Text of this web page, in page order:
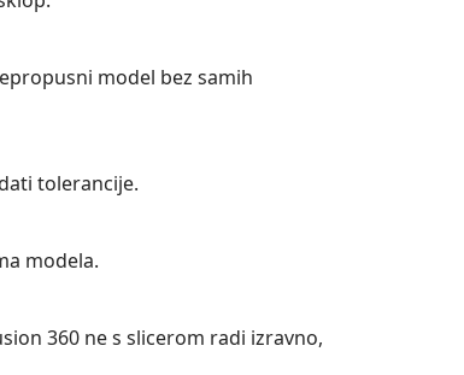
model bez samih
tolerancije.
modela.
360 ne s slicerom radi izravno,